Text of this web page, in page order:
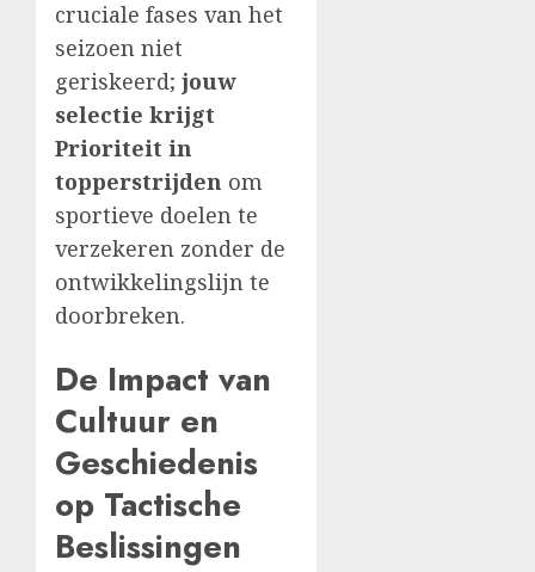
cruciale fases van het
seizoen niet
geriskeerd; jouw
selectie krijgt
Prioriteit in
topperstrijden om
sportieve doelen te
verzekeren zonder de
ontwikkelingslijn te
doorbreken.
De Impact van
Cultuur en
Geschiedenis
op Tactische
Beslissingen